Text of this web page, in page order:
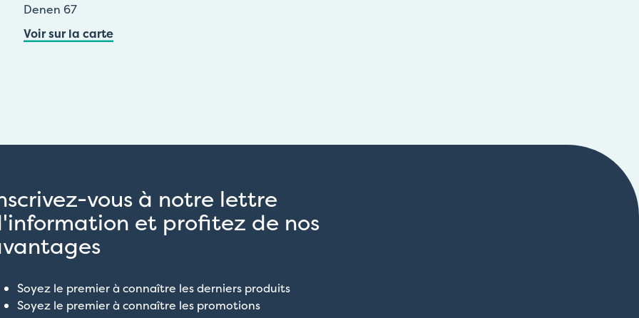
Denen 67
Voir sur la carte
vous à notre lettre
et profitez de nos
Soyez le premier à connaître les derniers produits
Soyez le premier à connaître les promotions